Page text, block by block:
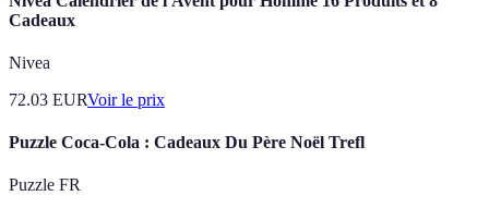
Cadeaux
Nivea
72.03 EURVoir le prix
Puzzle Coca-Cola : Cadeaux Du Père Noël Trefl
Puzzle FR